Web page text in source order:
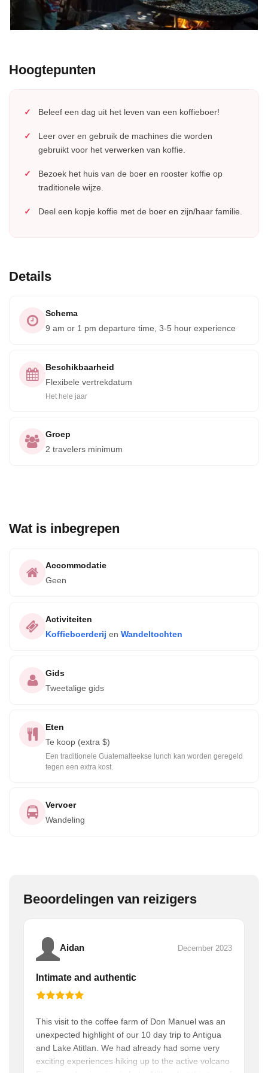
Hoogtepunten
Beleef een dag uit het leven van een koffieboer!
Leer over en gebruik de machines die worden
gebruikt voor het verwerken van koffie.
Bezoek het huis van de boer en rooster koffie op
traditionele wijze.
Deel een kopje koffie met de boer en zijn/haar familie.
Details
Schema
9 am or 1 pm departure time, 3-5 hour experience
Beschikbaarheid
Flexibele vertrekdatum
Het hele jaar
Groep
2 travelers minimum
Wat is inbegrepen
Accommodatie
Geen
Activiteiten
Koffieboerderij en Wandeltochten
Gids
Tweetalige gids
Eten
Te koop (extra $)
Een traditionele Guatemalteekse lunch kan worden geregeld
tegen een extra kost.
Vervoer
Wandeling
Beoordelingen van reizigers
Aidan December 2023
Intimate and authentic
This visit to the coffee farm of Don Manuel was an
unexpected highlight of our 10 day trip to Antigua
and Lake Atitlan. We had already had some very
exciting experiences hiking up to the active volcano